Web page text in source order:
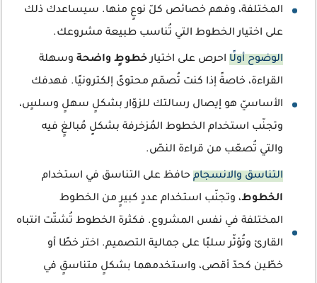
المختلفة، وفهم خصائص كلّ نوعٍ منها. سيساعدك ذلك
على اختيار الخطوط التي تُناسب طبيعة مشروعك.
الوضوح أولًا احرص على اختيارخطوطٍ واضحة وسهلة
القراءة، خاصةً إذا كنت تُصمّم محتوىً إلكترونيًا. فهدفك
الأساسيّ هو إيصال رسالتك للزوّار بشكلٍ سهلٍ وسلسٍ،
وتجنّب استخدام الخطوط المُزخرفة بشكلٍ مُبالغٍ فيه
والتي تُصعّب من قراءة النصّ.
التناسق والانسجام حافظ على التناسق في استخدام
الخطوط، وتجنّب استخدام عددٍ كبيرٍ من الخطوط
المختلفة في نفس المشروع. فكثرة الخطوط تُشتّت انتباه
القارئ وتُؤثّر سلبًا على جمالية التصميم. اختر خطًا أو
خطّين كحدّ أقصى، واستخدمهما بشكلٍ متناسقٍ في